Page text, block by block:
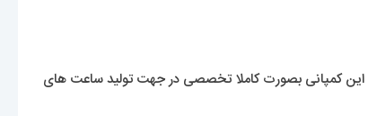
یک برند شناخته شده با قدمتی حدود 120 سال که نمیشه اسمشو انکار کرد. این کمپانی بصورت کاملا تخصصی در جهت تولید ساعت های